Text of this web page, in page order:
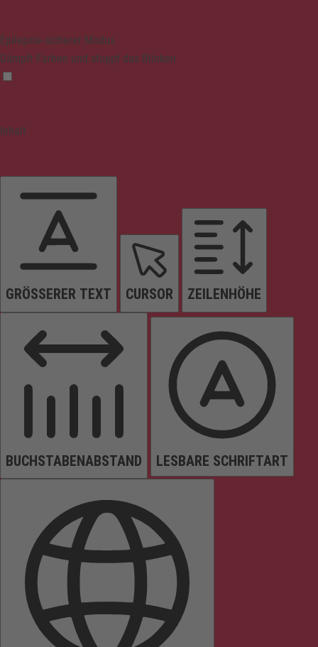
Epilepsie-sicherer Modus
Dämpft Farben und stoppt das Blinken
Inhalt
GRÖSSERER TEXT CURSOR ZEILENHÖHE
BUCHSTABENABSTAND LESBARE SCHRIFTART